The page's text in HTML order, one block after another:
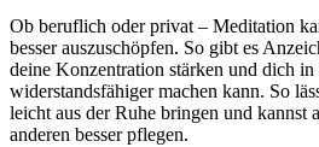
Ob beruf­lich oder privat – Medi­ta­tion
besser auszuschöpfen. So gibt es
deine Konzentration stärken und dich in
widerstandsfähiger machen kann. So
leicht aus der Ruhe brin­gen und kannst
anderen besser pflegen.